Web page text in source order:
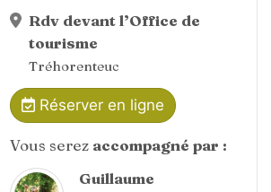
Rdv devant l’Office de
tourisme
Tréhorenteuc
Réserver en ligne
Vous serez accompagné par :
Guillaume